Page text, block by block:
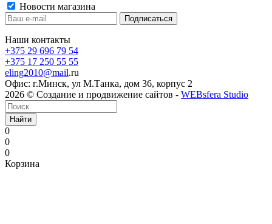
Новости магазина
Наши контакты
+375 29 696 79 54
+375 17 250 55 55
eling2010@mail.ru
Офис: г.Минск, ул М.Танка, дом 36, корпус 2
2026 © Создание и продвижение сайтов - WEBsfera Studio
Найти
0
0
0
Корзина